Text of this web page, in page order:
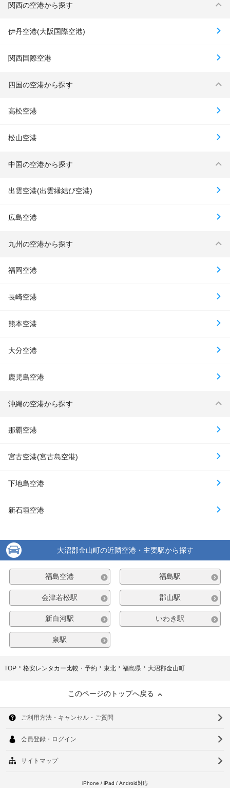
関西の空港から探す
伊丹空港(大阪国際空港)
関西国際空港
四国の空港から探す
高松空港
松山空港
中国の空港から探す
出雲空港(出雲縁結び空港)
広島空港
九州の空港から探す
福岡空港
長崎空港
熊本空港
大分空港
鹿児島空港
沖縄の空港から探す
那覇空港
宮古空港(宮古島空港)
下地島空港
新石垣空港
大沼郡金山町の近隣空港・主要駅から探す
福島空港 福島駅
会津若松駅 郡山駅
新白河駅 いわき駅
泉駅
TOP 格安レンタカー比較・予約 東北 福島県 大沼郡金山町
このページのトップへ戻る